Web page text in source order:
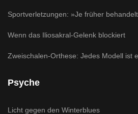
Sportverletzungen: »Je früher
Wenn das Iliosakral-Gelenk blockiert
Zweischalen-Orthese: Jedes Modell ist
Psyche
Licht gegen den Winterblues